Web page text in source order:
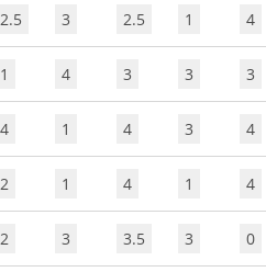
2.5 3 2.5 1 4
1 4 3 3 3
4 1 4 3 4
2 1 4 1 4
2 3 3.5 3 0